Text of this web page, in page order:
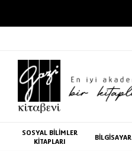
SOSYAL BİLİMLER
KİTAPLARI
BİLGİSAYAR